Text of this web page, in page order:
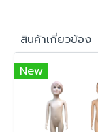
สินค้าเกี่ยวข้อง
New